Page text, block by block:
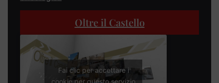
Oltre il Castello
Fai clic per accettare i
cookie per questo servizio